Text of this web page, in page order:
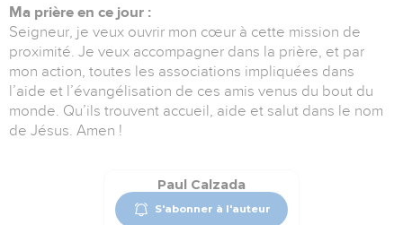
Ma prière en ce jour :
Seigneur, je veux ouvrir mon cœur à cette mission de
proximité. Je veux accompagner dans la prière, et par
mon action, toutes les associations impliquées dans
l’aide et l’évangélisation de ces amis venus du bout du
monde. Qu’ils trouvent accueil, aide et salut dans le nom
de Jésus. Amen !
Paul Calzada
S'abonner à l'auteur